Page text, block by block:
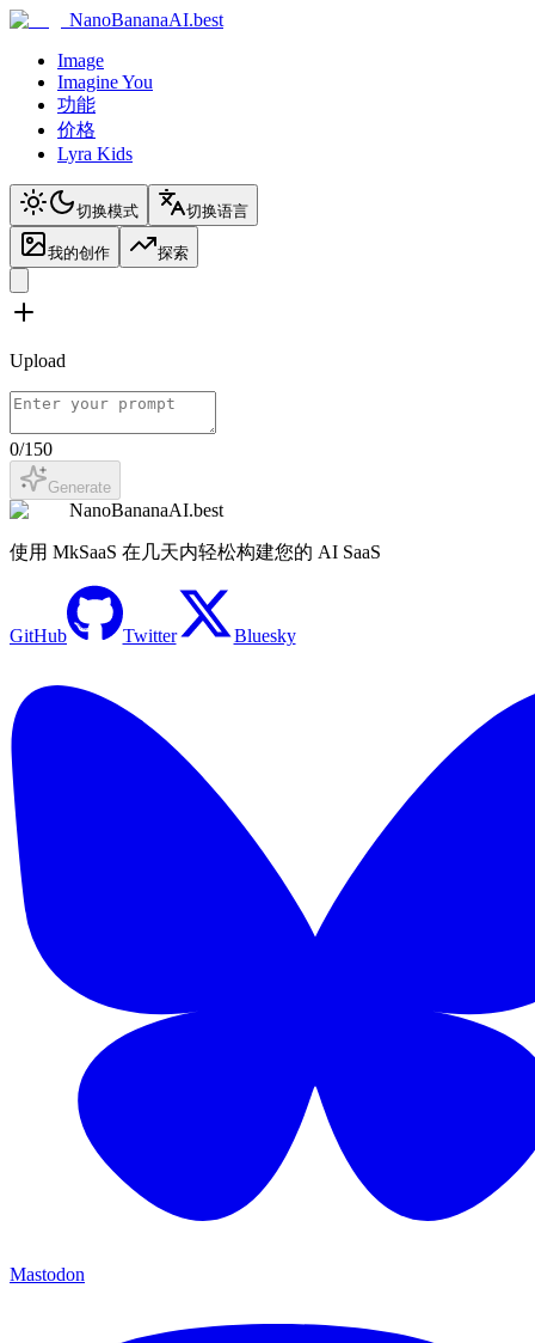
NanoBananaAI.best
Image
Imagine You
功能
价格
Lyra Kids
切换模式 切换语言
我的创作 探索
Upload
0/150
Generate
NanoBananaAI.best
使用 MkSaaS 在几天内轻松构建您的 AI SaaS
GitHub Twitter Bluesky
Mastodon